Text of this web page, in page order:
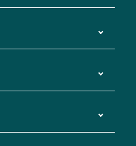
ーションシステム
・埼玉